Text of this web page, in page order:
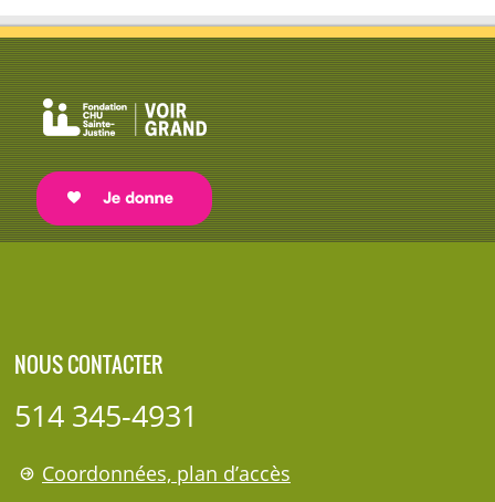
NOUS CONTACTER
514 345-4931
Coordonnées, plan d’accès